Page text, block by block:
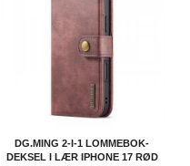
DG.MING 2-I-1 LOMMEBOK-
DEKSEL I LÆR IPHONE 17 RØD